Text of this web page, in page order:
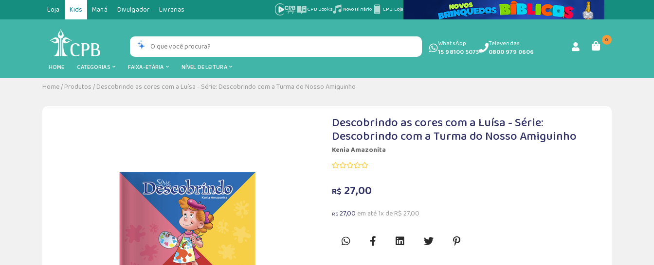
Loja Kids Maná Divulgador Livrarias CPB Books Novo Hinário CPB Loja
WhatsApp
15 98100 5073
Televendas
0800 979 0606
0
HOME CATEGORIAS FAIXA-ETÁRIA NÍVEL DE LEITURA
Home/Produtos/Descobrindo as cores com a Luísa - Série: Descobrindo com a Turma do Nosso Amiguinho
Descobrindo as cores com a Luísa - Série:
Descobrindo com a Turma do Nosso Amiguinho
Kenia Amazonita
R$ 27,00
R$27,00 em até 1x de R$ 27,00